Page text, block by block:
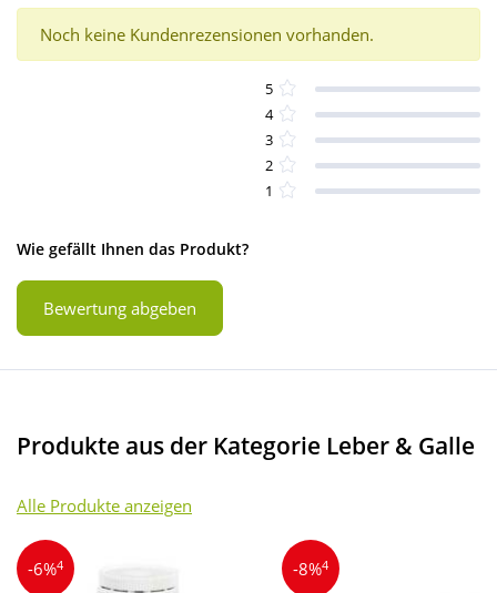
Noch keine Kundenrezensionen vorhanden.
5
4
3
2
1
Wie gefällt Ihnen das Produkt?
Bewertung abgeben
Produkte aus der Kategorie Leber & Galle
Alle Produkte anzeigen
-6%4 -8%4